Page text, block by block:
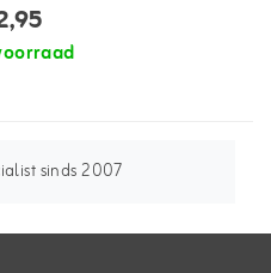
sinds 2007